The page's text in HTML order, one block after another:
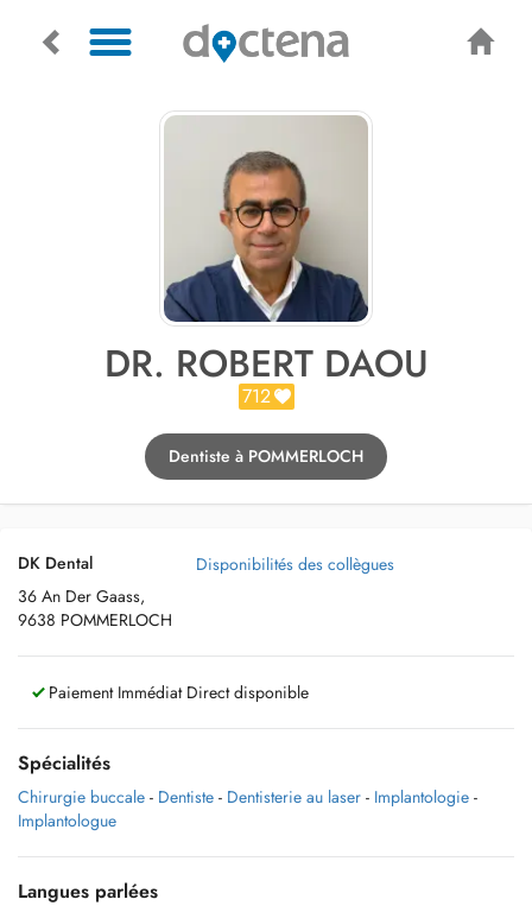
DR. ROBERT DAOU
712
Dentiste à POMMERLOCH
DK Dental
36 An Der Gaass,
9638 POMMERLOCH
Disponibilités des collègues
Paiement Immédiat Direct disponible
Spécialités
Chirurgie buccale - Dentiste - Dentisterie au laser - Implantologie -
Implantologue
Langues parlées